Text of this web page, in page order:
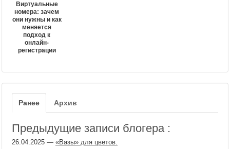
Виртуальные
номера: зачем
они нужны и как
меняется
подход к
онлайн-
регистрации
Ранее Архив
Предыдущие записи блогера :
26.04.2025 — «Вазы» для цветов.